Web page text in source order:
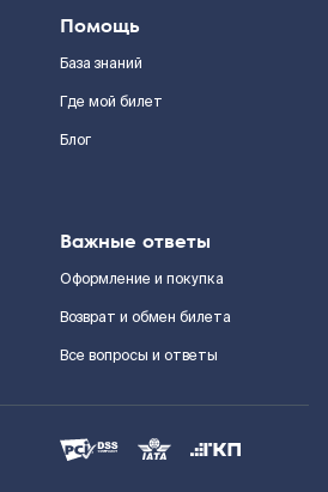
Помощь
База знаний
Где мой билет
Блог
Важные ответы
Оформление и покупка
Возврат и обмен билета
Все вопросы и ответы